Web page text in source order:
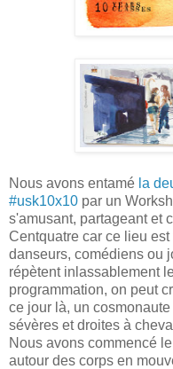
Nous avons entamé la
#usk10x10 par un
s'amusant, partageant et
Centquatre car ce lieu
danseurs, comédiens ou
répètent inlassablement
programmation, on peut
ce jour là, un
sévères et droites à
Nous avons commencé
autour des corps en